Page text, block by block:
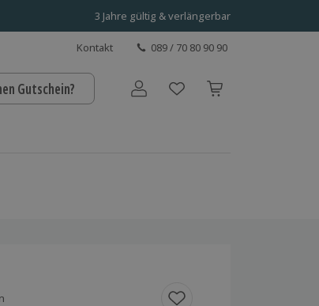
3 Jahre gültig & verlängerbar
Kontakt 089 / 70 80 90 90
Gutschein? Benutzerkonto